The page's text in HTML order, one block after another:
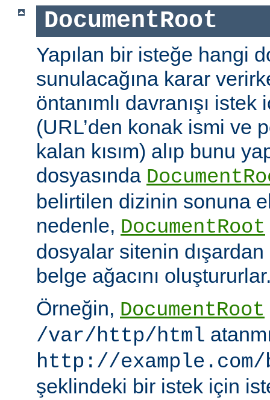
DocumentRoot
Yapılan bir isteğe hangi
sunulacağına karar
öntanımlı davranışı
(URL’den konak ismi ve
kalan kısım) alıp bunu
dosyasında
belirtilen dizinin sonuna
nedenle, DocumentRoot
dosyalar sitenin
belge ağacını
Örneğin, DocumentRoot
/var/http/html
http://
şeklindeki bir istek için